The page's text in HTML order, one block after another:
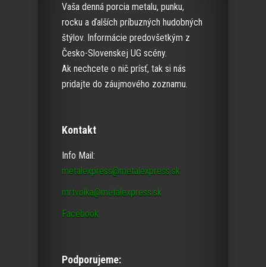
Vaša denná porcia metalu, punku,
rocku a ďalších príbuzných hudobných
štýlov. Informácie predovšetkým z
Česko-Slovenskej UG scény.
Ak nechcete o nič prísť, tak si nás
pridajte do záujmového zoznamu.
Kontakt
Info Mail:
metalexpress@metalexpress.sk
mrtvolka@metalexpress.sk
Facebook
Podporujeme: